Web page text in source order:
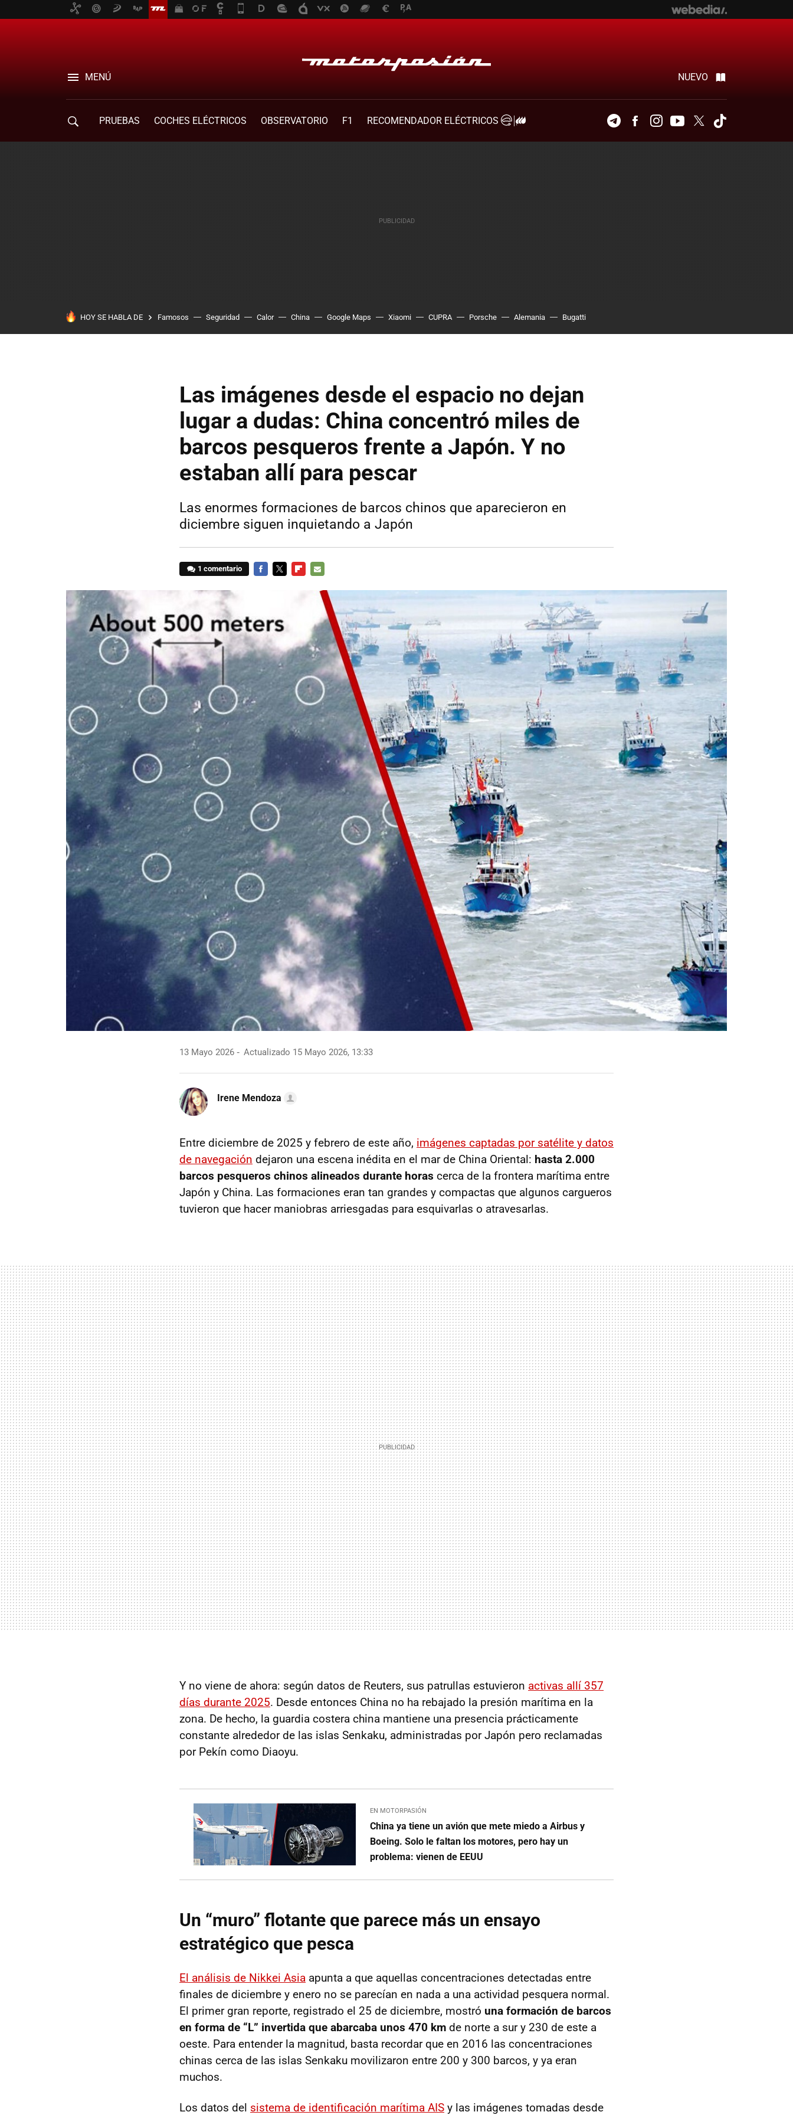
MENÚ NUEVO
PRUEBAS COCHES ELÉCTRICOS OBSERVATORIO F1
RECOMENDADOR ELÉCTRICOS
TelegramFacebookInstagramYoutubeTwitter
HOY SE HABLA DE Famosos Seguridad Calor China Google Maps Xiaomi CUPRA Porsche Alemania Bugatti
Las imágenes desde el espacio no dejan
lugar a dudas: China concentró miles de
barcos pesqueros frente a Japón. Y no
estaban allí para pescar
Las enormes formaciones de barcos chinos que aparecieron en
diciembre siguen inquietando a Japón
1 comentario
MAIL
13 Mayo 2026 Actualizado 15 Mayo 2026, 13:33
Irene Mendoza
Entre diciembre de 2025 y febrero de este año, imágenes captadas por satélite y datos
de navegación dejaron una escena inédita en el mar de China Oriental: hasta 2.000
barcos pesqueros chinos alineados durante horas cerca de la frontera marítima entre
Japón y China. Las formaciones eran tan grandes y compactas que algunos cargueros
tuvieron que hacer maniobras arriesgadas para esquivarlas o atravesarlas.
Y no viene de ahora: según datos de Reuters, sus patrullas estuvieron activas allí 357
días durante 2025. Desde entonces China no ha rebajado la presión marítima en la
zona. De hecho, la guardia costera china mantiene una presencia prácticamente
constante alrededor de las islas Senkaku, administradas por Japón pero reclamadas
por Pekín como Diaoyu.
EN MOTORPASIÓN
China ya tiene un avión que mete miedo a Airbus y
Boeing. Solo le faltan los motores, pero hay un
problema: vienen de EEUU
Un “muro” flotante que parece más un ensayo
estratégico que pesca
El análisis de Nikkei Asia apunta a que aquellas concentraciones detectadas entre
finales de diciembre y enero no se parecían en nada a una actividad pesquera normal.
El primer gran reporte, registrado el 25 de diciembre, mostró una formación de barcos
en forma de “L” invertida que abarcaba unos 470 km de norte a sur y 230 de este a
oeste. Para entender la magnitud, basta recordar que en 2016 las concentraciones
chinas cerca de las islas Senkaku movilizaron entre 200 y 300 barcos, y ya eran
muchos.
Los datos del sistema de identificación marítima AIS y las imágenes tomadas desde